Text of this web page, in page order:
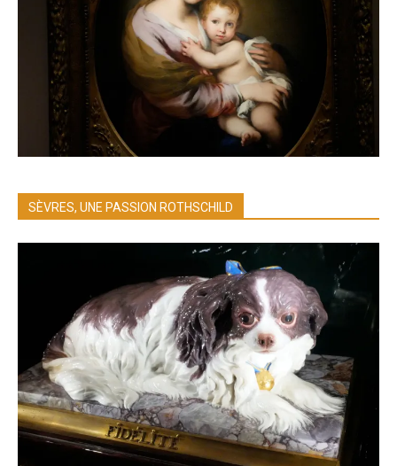
SÈVRES, UNE PASSION ROTHSCHILD